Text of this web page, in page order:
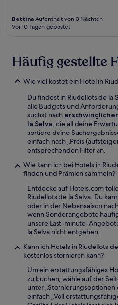
Bettina Aufenthalt von 3 Nächten
Vor 10 Tagen gepostet
Häufig gestellte
Wie viel kostet ein Hotel in
Du findest in Riudellots de la
alle Budgets und
suchst nach
la Selva, die all deine
sortiere deine
einfach nach „Preis
entsprechenden Filter an.
Wie kann ich bei Hotels in
finden und Prämien sammeln?
Entdecke auf Hotels.com
Riudellots de la Selva. Du
oder in der Nebensaison
wenn Sonderangebote
unsere Last-minute-
la Selva nicht entgehen.
Kann ich Hotels in Riudellots
kostenlos stornieren kann?
Um ein erstattungsfähiges
zu buchen, wähle auf der
unter
einfach „Voll